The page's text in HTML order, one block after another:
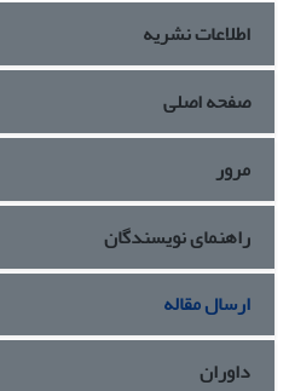
اطلاعات نشریه
صفحه اصلی
مرور
راهنمای نویسندگان
ارسال مقاله
داوران